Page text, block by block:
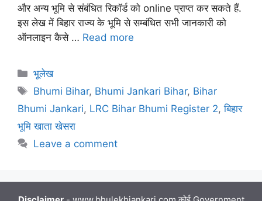
और अन्य भूमि से संबंधित रिकॉर्ड को online प्राप्त कर सकते हैं.
इस लेख में बिहार राज्य के भूमि से सम्बंधित सभी जानकारी को
ऑनलाइन कैसे … Read more
Categories
भूलेख
Tags
Bhumi Bihar, Bhumi Jankari Bihar, Bihar
Bhumi Jankari, LRC Bihar Bhumi Register 2,बिहार
भूमि खाता खेसरा
Leave a comment